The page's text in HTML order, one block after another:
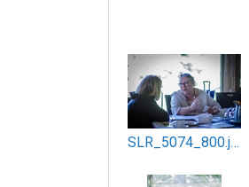
SLR_5074_800.jpg